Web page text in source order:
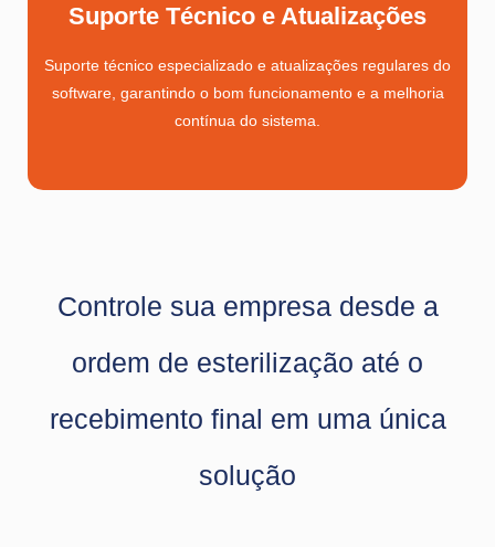
Suporte Técnico e Atualizações
Suporte técnico especializado e atualizações regulares do
software, garantindo o bom funcionamento e a melhoria
contínua do sistema.
Controle sua empresa desde a
ordem de esterilização até o
recebimento final em uma única
solução